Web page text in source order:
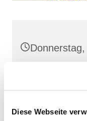
Diese Webseite